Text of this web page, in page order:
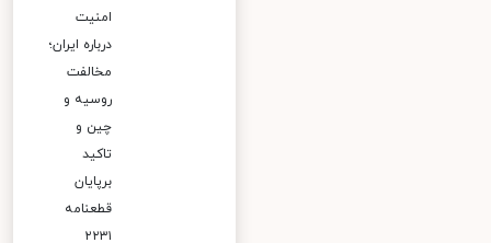
امنیت
درباره ایران؛
مخالفت
روسیه و
چین و
تاکید
برپایان
قطعنامه
۲۲۳۱